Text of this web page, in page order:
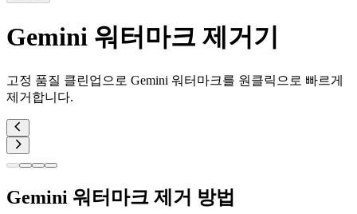
Gemini 워터마크 제거기
고정 품질 클린업으로 Gemini 워터마크를 원클릭으로 빠르게
제거합니다.
Gemini 워터마크 제거 방법